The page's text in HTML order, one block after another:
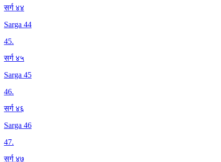
सर्ग ४४
Sarga 44
45.
सर्ग ४५
Sarga 45
46.
सर्ग ४६
Sarga 46
47.
सर्ग ४७